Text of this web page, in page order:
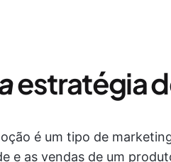
estratégia
é um tipo de
e as vendas de um